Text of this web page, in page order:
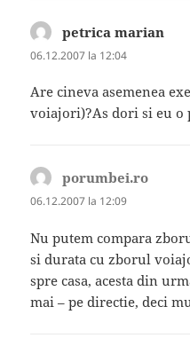
petrica marian
06.12.2007 la 12:04
Are cineva asemenea
voiajori)?As dori si eu o
porumbei.ro
06.12.2007 la 12:09
Nu putem compara
si durata cu zborul
spre casa, acesta din
mai – pe directie, deci